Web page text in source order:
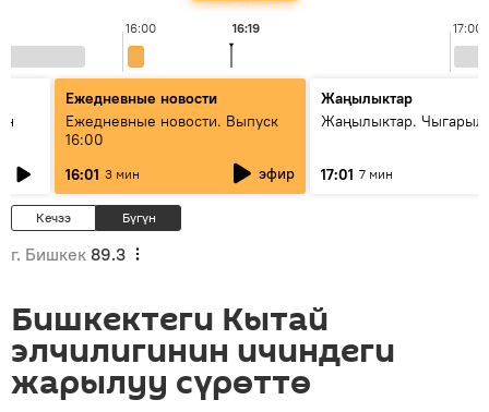
16:00 17:00
16:19
Ежедневные новости
Ежедневные новости. Выпуск
16:00
16:01 3 мин эфир
Жаңылыктар
Жаңылыктар.
17:01 7 мин
Кечээ Бүгүн
г. Бишкек 89.3
Бишкектеги Кытай
элчилигинин ичиндеги
жарылуу сүрөттө